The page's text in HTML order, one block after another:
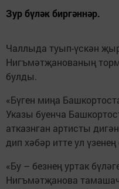
Зур бүләк биргәннәр.
Чаллыда туып-үскән
Нигъмәтҗанованың
булды.
«Бүген миңа
Указы буенча
атказнган артисты
дип хәбәр итте ул
«Бу – безнең уртак
Нигъмәтҗанова